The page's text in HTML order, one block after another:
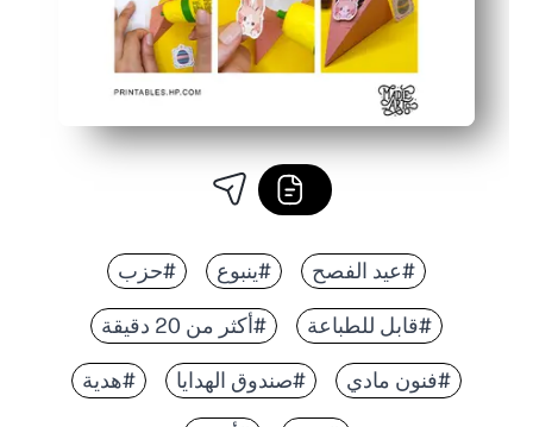
#عيد الفصح #ينبوع #حزب
#قابل للطباعة #أكثر من 20 دقيقة
#فنون مادي #صندوق الهدايا #هدية